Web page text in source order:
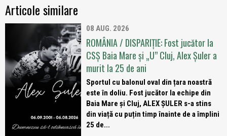
Articole similare
08 AUG. 2026
ROMÂNIA / DISPARIȚIE: Fost jucător la
CSȘ Baia Mare și „U” Cluj, Alex Șuler a
murit la 25 de ani
Sportul cu balonul oval din țara noastră
este în doliu. Fost jucător la echipe din
Baia Mare și Cluj, ALEX ȘULER s-a stins
din viață cu puțin timp înainte de a împlini
25 de...